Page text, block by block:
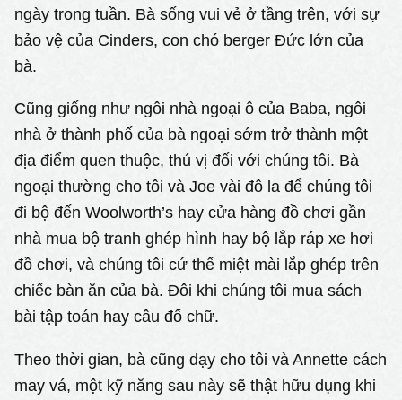
ngày trong tuần. Bà sống vui vẻ ở tầng trên, với sự
bảo vệ của Cinders, con chó berger Đức lớn của
bà.
Cũng giống như ngôi nhà ngoại ô của Baba, ngôi
nhà ở thành phố của bà ngoại sớm trở thành một
địa điểm quen thuộc, thú vị đối với chúng tôi. Bà
ngoại thường cho tôi và Joe vài đô la để chúng tôi
đi bộ đến Woolworth’s hay cửa hàng đồ chơi gần
nhà mua bộ tranh ghép hình hay bộ lắp ráp xe hơi
đồ chơi, và chúng tôi cứ thế miệt mài lắp ghép trên
chiếc bàn ăn của bà. Đôi khi chúng tôi mua sách
bài tập toán hay câu đố chữ.
Theo thời gian, bà cũng dạy cho tôi và Annette cách
may vá, một kỹ năng sau này sẽ thật hữu dụng khi